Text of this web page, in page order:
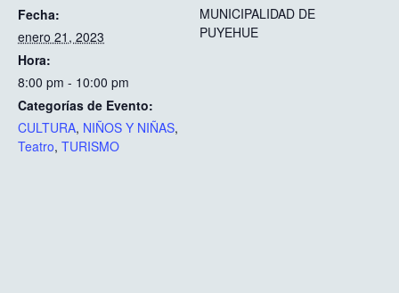
Fecha:
enero 21, 2023
Hora:
8:00 pm - 10:00 pm
Categorías de Evento:
CULTURA, NIÑOS Y NIÑAS,
Teatro, TURISMO
MUNICIPALIDAD DE
PUYEHUE